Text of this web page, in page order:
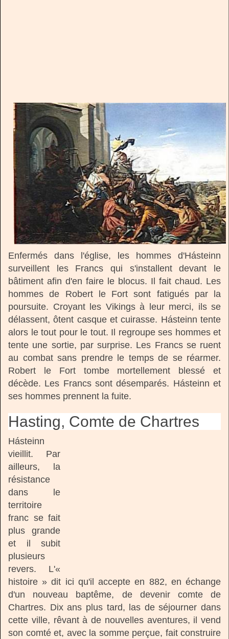
Enfermés dans l'église, les hommes d'Hásteinn
surveillent les Francs qui s'installent devant le
bâtiment afin d'en faire le blocus. Il fait chaud. Les
hommes de Robert le Fort sont fatigués par la
poursuite. Croyant les Vikings à leur merci, ils se
délassent, ôtent casque et cuirasse. Hásteinn tente
alors le tout pour le tout. Il regroupe ses hommes et
tente une sortie, par surprise. Les Francs se ruent
au combat sans prendre le temps de se réarmer.
Robert le Fort tombe mortellement blessé et
décède. Les Francs sont désemparés. Hásteinn et
ses hommes prennent la fuite.
Hasting, Comte de Chartres
Hásteinn
vieillit. Par
ailleurs, la
résistance
dans le
territoire
franc se fait
plus grande
et il subit
plusieurs
revers. L'«
histoire » dit ici qu'il accepte en 882, en échange
d'un nouveau baptême, de devenir comte de
Chartres. Dix ans plus tard, las de séjourner dans
cette ville, rêvant à de nouvelles aventures, il vend
son comté et, avec la somme perçue, fait construire